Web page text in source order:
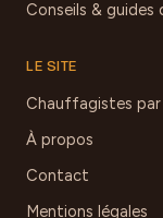
Conseils & guides
LE SITE
Chauffagistes par
À propos
Contact
Mentions légales